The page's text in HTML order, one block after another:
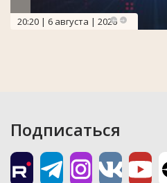
20:20 | 6 августа | 2026
Подписаться